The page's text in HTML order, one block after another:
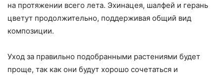
на протяжении всего лета. Эхинацея, шалфей и герань
цветут продолжительно, поддерживая общий вид
композиции.
Уход за правильно подобранными растениями будет
проще, так как они будут хорошо сочетаться и